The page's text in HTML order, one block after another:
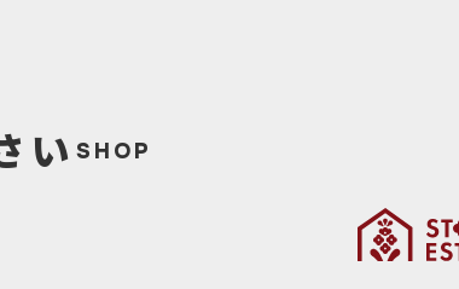
各種の工事やサービス提供等の機会に、当社が
通じて、お客さまの個人情報（お客さまの電子
スの提供
いSHOP